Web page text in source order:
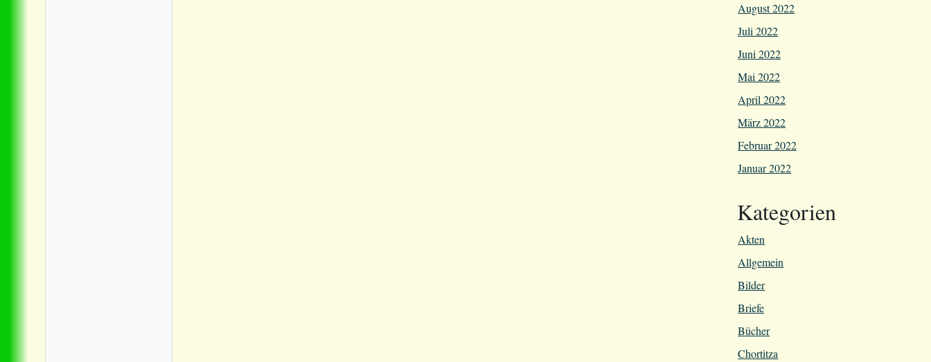
August 2022
Juli 2022
Juni 2022
Mai 2022
April 2022
März 2022
Februar 2022
Januar 2022
Kategorien
Akten
Allgemein
Bilder
Briefe
Bücher
Chortitza